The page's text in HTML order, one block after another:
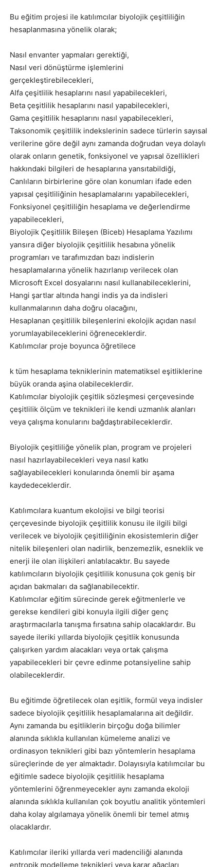
Bu eğitim projesi ile katılımcılar biyolojik çeşitliliğin
hesaplanmasına yönelik olarak;
Nasıl envanter yapmaları gerektiği,
Nasıl veri dönüştürme işlemlerini
gerçekleştirebilecekleri,
Alfa çeşitlilik hesaplarını nasıl yapabilecekleri,
Beta çeşitlilik hesaplarını nasıl yapabilecekleri,
Gama çeşitlilik hesaplarını nasıl yapabilecekleri,
Taksonomik çeşitlilik indekslerinin sadece türlerin sayısal
verilerine göre değil aynı zamanda doğrudan veya dolaylı
olarak onların genetik, fonksiyonel ve yapısal özellikleri
hakkındaki bilgileri de hesaplarına yansıtabildiği,
Canlıların birbirlerine göre olan konumları ifade eden
yapısal çeşitliliğinin hesaplamalarını yapabilecekleri,
Fonksiyonel çeşitliliğin hesaplama ve değerlendirme
yapabilecekleri,
Biyolojik Çeşitlilik Bileşen (Biceb) Hesaplama Yazılımı
yansıra diğer biyolojik çeşitlilik hesabına yönelik
programları ve tarafımızdan bazı indislerin
hesaplamalarına yönelik hazırlanıp verilecek olan
Microsoft Excel dosyalarını nasıl kullanabileceklerini,
Hangi şartlar altında hangi indis ya da indisleri
kullanmalarının daha doğru olacağını,
Hesaplanan çeşitlilik bileşenlerini ekolojik açıdan nasıl
yorumlayabileceklerini öğreneceklerdir.
Katılımcılar proje boyunca öğretilece
k tüm hesaplama tekniklerinin matematiksel eşitliklerine
büyük oranda aşina olabileceklerdir.
Katılımcılar biyolojik çeşitlik sözleşmesi çerçevesinde
çeşitlilik ölçüm ve teknikleri ile kendi uzmanlık alanları
veya çalışma konularını bağdaştırabileceklerdir.
Biyolojik çeşitliliğe yönelik plan, program ve projeleri
nasıl hazırlayabilecekleri veya nasıl katkı
sağlayabilecekleri konularında önemli bir aşama
kaydedeceklerdir.
Katılımcılara kuantum ekolojisi ve bilgi teorisi
çerçevesinde biyolojik çeşitlilik konusu ile ilgili bilgi
verilecek ve biyolojik çeşitliliğinin ekosistemlerin diğer
nitelik bileşenleri olan nadirlik, benzemezlik, esneklik ve
enerji ile olan ilişkileri anlatılacaktır. Bu sayede
katılımcıların biyolojik çeşitlilik konusuna çok geniş bir
açıdan bakmaları da sağlanabilecektir.
Katılımcılar eğitim sürecinde gerek eğitmenlerle ve
gerekse kendileri gibi konuyla ilgili diğer genç
araştırmacılarla tanışma fırsatına sahip olacaklardır. Bu
sayede ileriki yıllarda biyolojik çeşitlik konusunda
çalışırken yardım alacakları veya ortak çalışma
yapabilecekleri bir çevre edinme potansiyeline sahip
olabileceklerdir.
Bu eğitimde öğretilecek olan eşitlik, formül veya indisler
sadece biyolojik çeşitlilik hesaplamalarına ait değildir.
Aynı zamanda bu eşitliklerin birçoğu doğa bilimler
alanında sıklıkla kullanılan kümeleme analizi ve
ordinasyon teknikleri gibi bazı yöntemlerin hesaplama
süreçlerinde de yer almaktadır. Dolayısıyla katılımcılar bu
eğitimle sadece biyolojik çeşitlilik hesaplama
yöntemlerini öğrenmeyecekler aynı zamanda ekoloji
alanında sıklıkla kullanılan çok boyutlu analitik yöntemleri
daha kolay algılamaya yönelik önemli bir temel atmış
olacaklardır.
Katılımcılar ileriki yıllarda veri madenciliği alanında
entropik modelleme teknikleri veya karar ağaçları